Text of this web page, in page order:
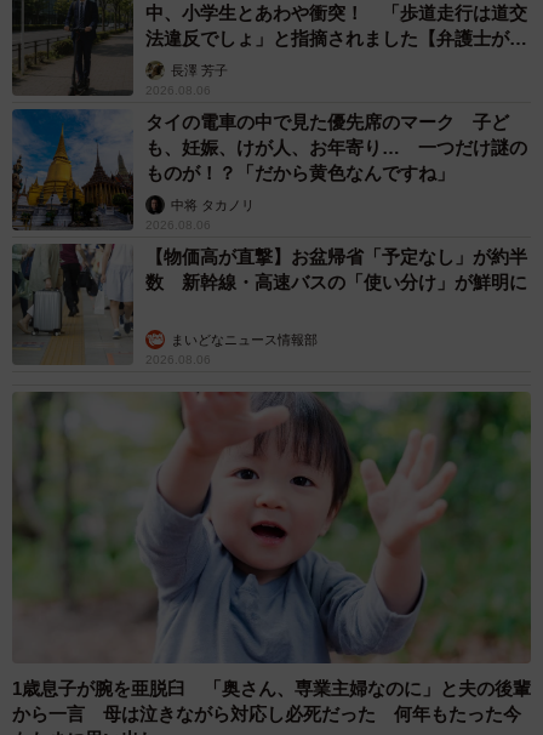
今では猫派だった夫もすっかり犬派に。雑種犬の可愛らし
さを知った夫妻は後にもう1匹保護犬を迎えるまでになっ
た。
中、小学生とあわや衝突！ 「歩道走行は道交
法違反でしょ」と指摘されました【弁護士が解
説】長澤 芳子
2026.08.06
タイの電車の中で見た優先席のマーク 子ど
も、妊娠、けが人、お年寄り… 一つだけ謎の
ものが！？「だから黄色なんですね」
中将 タカノリ
2026.08.06
【物価高が直撃】お盆帰省「予定なし」が約半
数 新幹線・高速バスの「使い分け」が鮮明に
まいどなニュース情報部
2026.08.06
1歳息子が腕を亜脱臼 「奥さん、専業主婦なのに」と夫の後輩
から一言 母は泣きながら対応し必死だった 何年もたった今